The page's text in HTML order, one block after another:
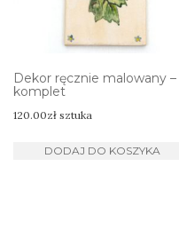
Dekor ręcznie malowany –
komplet
120.00zł sztuka
DODAJ DO KOSZYKA